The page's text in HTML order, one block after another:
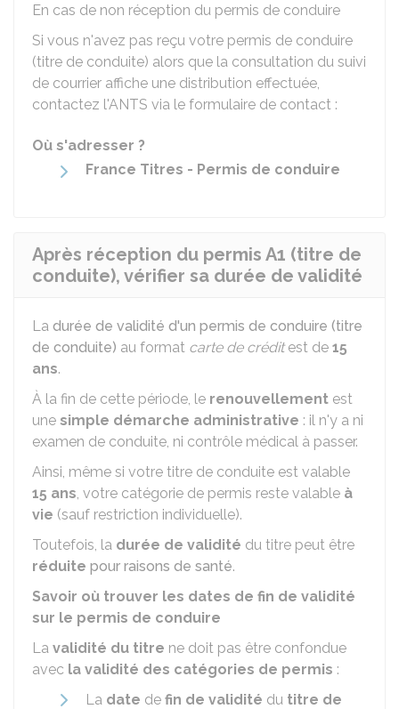
En cas de non réception du permis de conduire
Si vous n'avez pas reçu votre permis de conduire
(titre de conduite) alors que la consultation du suivi
de courrier affiche une distribution effectuée,
contactez l'ANTS via le formulaire de contact :
Où s'adresser ?
France Titres - Permis de conduire
Après réception du permis A1 (titre de
conduite), vérifier sa durée de validité
La durée de validité d'un permis de conduire (titre
de conduite) au format carte de créditest de 15
ans.
À la fin de cette période, le renouvellement est
une simple démarche administrative : il n'y a ni
examen de conduite, ni contrôle médical à passer.
Ainsi, même si votre titre de conduite est valable
15 ans, votre catégorie de permis reste valable à
vie (sauf restriction individuelle).
Toutefois, la durée de validité du titre peut être
réduite pour raisons de santé.
Savoir où trouver les dates de fin de validité
sur le permis de conduire
La validité du titre ne doit pas être confondue
avec la validité des catégories de permis :
La date de fin de validité du titre de